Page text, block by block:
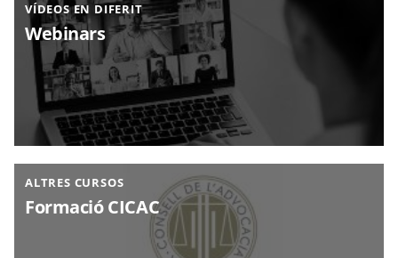
VÍDEOS EN DIFERIT
Webinars
ALTRES CURSOS
Formació CICAC